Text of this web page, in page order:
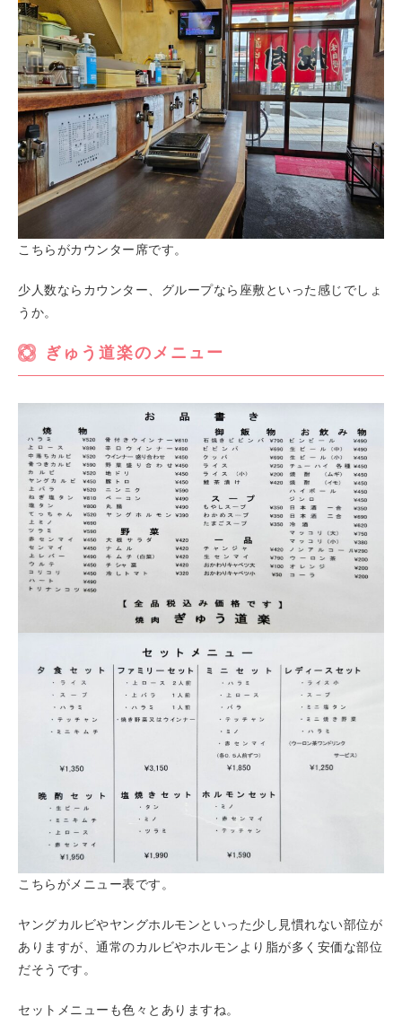
こちらがカウンター席です。
少人数ならカウンター、グループなら座敷といった感じでしょ
うか。
ぎゅう道楽のメニュー
こちらがメニュー表です。
ヤングカルビやヤングホルモンといった少し見慣れない部位が
ありますが、通常のカルビやホルモンより脂が多く安価な部位
だそうです。
セットメニューも色々とありますね。